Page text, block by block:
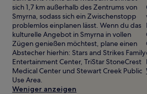
Es
können
zusätzliche
Bedingungen
gelten.
sich 1,7 km außerhalb des Zentrums von
Smyrna, sodass sich ein Zwischenstopp
problemlos einplanen lässt. Wenn du das
kulturelle Angebot in Smyrna in vollen
Zügen genießen möchtest, plane einen
Abstecher hierhin: Stars and Strikes Family
Entertainment Center, TriStar StoneCrest
Medical Center und Stewart Creek Public
Use Area.
Weniger anzeigen